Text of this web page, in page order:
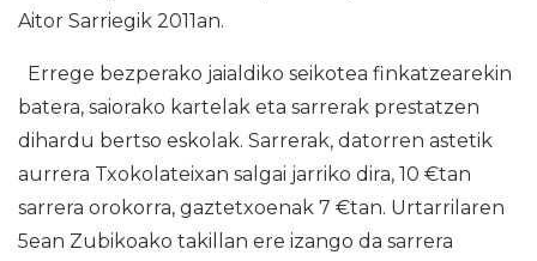
Aitor Sarriegik 2011an.
Errege bezperako jaialdiko seikotea finkatzearekin
batera, saiorako kartelak eta sarrerak prestatzen
dihardu bertso eskolak. Sarrerak, datorren astetik
aurrera Txokolateixan salgai jarriko dira, 10 €tan
sarrera orokorra, gaztetxoenak 7 €tan. Urtarrilaren
5ean Zubikoako takillan ere izango da sarrera